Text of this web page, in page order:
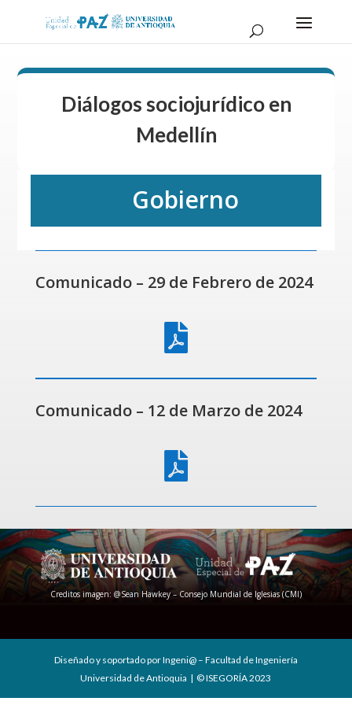
Diálogos sociojurídico en
Medellín
Gobierno
Comunicado – 29 de Febrero de 2024

Comunicado – 12 de Marzo de 2024

Creditos imagen: @Sean Hawkey – Consejo Mundial de Iglesias (CMI)
Diseñado y soportado por Ingeni@ – Facultad de Ingeniería
Universidad de Antioquia | © ISEGORÍA 2023